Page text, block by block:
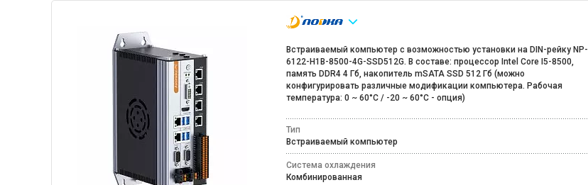
Встраиваемый компьютер с возможностью установки на DIN-рейку NP-
6122-H1B-8500-4G-SSD512G. В составе: процессор Intel Core I5-8500,
память DDR4 4 Гб, накопитель mSATA SSD 512 Гб (можно
конфигурировать различные модификации компьютера. Рабочая
температура: 0 ~ 60°C / -20 ~ 60°C - опция)
Тип
Встраиваемый компьютер
Система охлаждения
Комбинированная